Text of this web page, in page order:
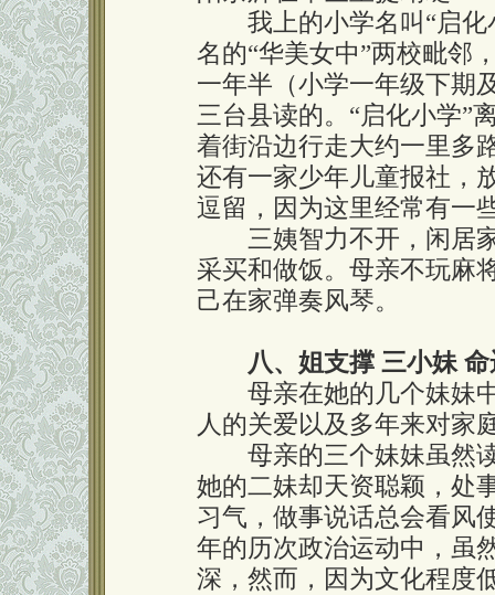
我上的小学名叫“启化
名的“华美女中”两校毗邻
一年半（小学一年级下期
三台县读的。“启化小学”
着街沿边行走大约一里多
还有一家少年儿童报社，
逗留，因为这里经常有一
三姨智力不开，闲居家
采买和做饭。母亲不玩麻
己在家弹奏风琴。
八、姐支撑 三小妹
母亲在她的几个妹妹中
人的关爱以及多年来对家
母亲的三个妹妹虽然读
她的二妹却天资聪颖，处
习气，做事说话总会看风
年的历次政治运动中，虽
深，然而，因为文化程度